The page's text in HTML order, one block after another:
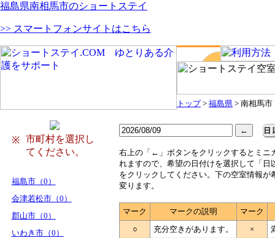
福島県南相馬市のショートステイ
>> スマートフォンサイトはこちら
トップ> 福島県 > 南相馬市
※
市町村を選択し
てください。
福島市（0）
会津若松市（0）
郡山市（0）
いわき市（0）
右上の「←」ボタンをクリックするとミニ
れますので、希望の日付けを選択して「日
をクリックしてください。下の空室情報が
変ります。
マーク マークの説明
マーク
○
充分空きがあります。 ×